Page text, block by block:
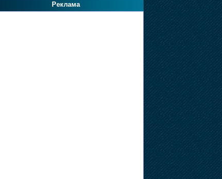
Реклама